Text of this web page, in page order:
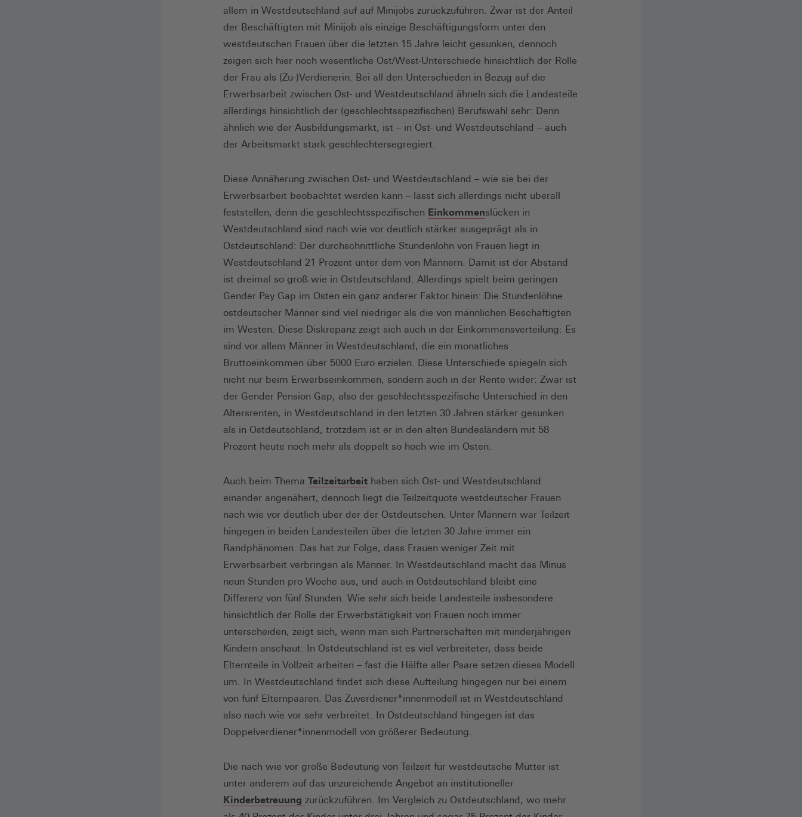
allem in Westdeutschland auf auf Minijobs zurückzuführen. Zwar ist der Anteil
der Beschäftigten mit Minijob als einzige Beschäftigungsform unter den
westdeutschen Frauen über die letzten 15 Jahre leicht gesunken, dennoch
zeigen sich hier noch wesentliche Ost/West-Unterschiede hinsichtlich der Rolle
der Frau als (Zu-)Verdienerin. Bei all den Unterschieden in Bezug auf die
Erwerbsarbeit zwischen Ost- und Westdeutschland ähneln sich die Landesteile
allerdings hinsichtlich der (geschlechtsspezifischen) Berufswahl sehr: Denn
ähnlich wie der Ausbildungsmarkt, ist – in Ost- und Westdeutschland – auch
der Arbeitsmarkt stark geschlechtersegregiert.
Diese Annäherung zwischen Ost- und Westdeutschland – wie sie bei der
Erwerbsarbeit beobachtet werden kann – lässt sich allerdings nicht überall
feststellen, denn die geschlechtsspezifischen Einkommenslücken in
Westdeutschland sind nach wie vor deutlich stärker ausgeprägt als in
Ostdeutschland: Der durchschnittliche Stundenlohn von Frauen liegt in
Westdeutschland 21 Prozent unter dem von Männern. Damit ist der Abstand
ist dreimal so groß wie in Ostdeutschland. Allerdings spielt beim geringen
Gender Pay Gap im Osten ein ganz anderer Faktor hinein: Die Stundenlöhne
ostdeutscher Männer sind viel niedriger als die von männlichen Beschäftigten
im Westen. Diese Diskrepanz zeigt sich auch in der Einkommensverteilung: Es
sind vor allem Männer in Westdeutschland, die ein monatliches
Bruttoeinkommen über 5000 Euro erzielen. Diese Unterschiede spiegeln sich
nicht nur beim Erwerbseinkommen, sondern auch in der Rente wider: Zwar ist
der Gender Pension Gap, also der geschlechtsspezifische Unterschied in den
Altersrenten, in Westdeutschland in den letzten 30 Jahren stärker gesunken
als in Ostdeutschland, trotzdem ist er in den alten Bundesländern mit 58
Prozent heute noch mehr als doppelt so hoch wie im Osten.
Auch beim Thema Teilzeitarbeit haben sich Ost- und Westdeutschland
einander angenähert, dennoch liegt die Teilzeitquote westdeutscher Frauen
nach wie vor deutlich über der der Ostdeutschen. Unter Männern war Teilzeit
hingegen in beiden Landesteilen über die letzten 30 Jahre immer ein
Randphänomen. Das hat zur Folge, dass Frauen weniger Zeit mit
Erwerbsarbeit verbringen als Männer. In Westdeutschland macht das Minus
neun Stunden pro Woche aus, und auch in Ostdeutschland bleibt eine
Differenz von fünf Stunden. Wie sehr sich beide Landesteile insbesondere
hinsichtlich der Rolle der Erwerbstätigkeit von Frauen noch immer
unterscheiden, zeigt sich, wenn man sich Partnerschaften mit minderjährigen
Kindern anschaut: In Ostdeutschland ist es viel verbreiteter, dass beide
Elternteile in Vollzeit arbeiten – fast die Hälfte aller Paare setzen dieses Modell
um. In Westdeutschland findet sich diese Aufteilung hingegen nur bei einem
von fünf Elternpaaren. Das Zuverdiener*innenmodell ist in Westdeutschland
also nach wie vor sehr verbreitet. In Ostdeutschland hingegen ist das
Doppelverdiener*innenmodell von größerer Bedeutung.
Die nach wie vor große Bedeutung von Teilzeit für westdeutsche Mütter ist
unter anderem auf das unzureichende Angebot an institutioneller
Kinderbetreuung zurückzuführen. Im Vergleich zu Ostdeutschland, wo mehr